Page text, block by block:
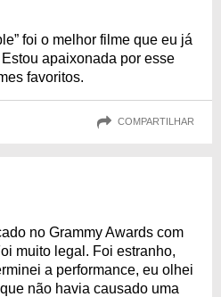
foi o melhor filme que eu já
apaixonada por esse
favoritos.
COMPARTILHAR
no Grammy Awards com
muito legal. Foi estranho,
a performance, eu olhei
não havia causado uma